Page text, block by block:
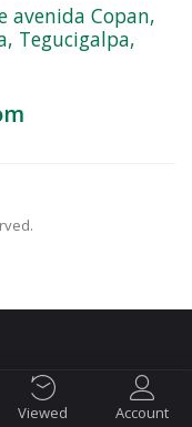
Viewed Account
avenida Copan,
Tegucigalpa,